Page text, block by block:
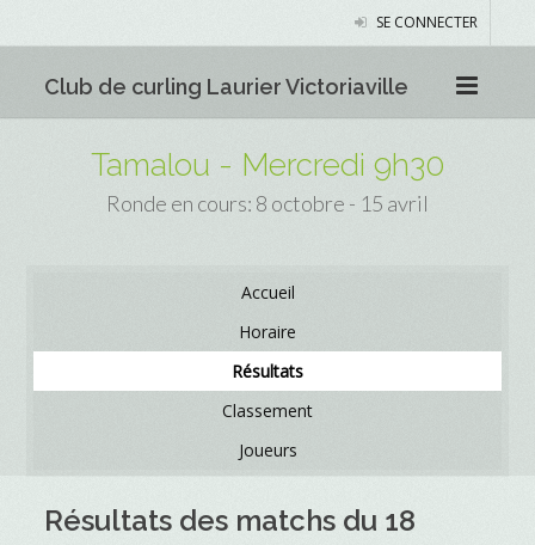
SE CONNECTER
Club de curling Laurier Victoriaville
Tamalou - Mercredi 9h30
Ronde en cours: 8 octobre - 15 avril
Accueil
Horaire
Résultats
Classement
Joueurs
Résultats des matchs du 18